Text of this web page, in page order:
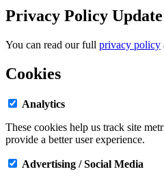
Privacy Policy Update
You can read our full privacy policy
Cookies
Analytics
These cookies help us track site
provide a better user experience.
Advertising / Social Media